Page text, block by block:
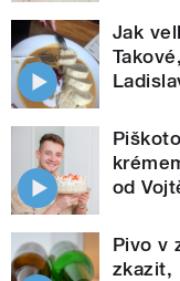
Jak
od
Pivo v
zkazit,